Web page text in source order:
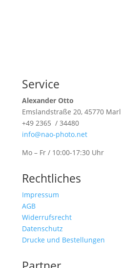
Service
Alexander Otto
Emslandstraße 20, 45770 Marl
+49 2365 / 34480
info@nao-photo.net
Mo – Fr / 10:00-17:30 Uhr
Rechtliches
Impressum
AGB
Widerrufsrecht
Datenschutz
Drucke und Bestellungen